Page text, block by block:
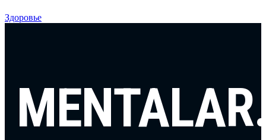
Здоровье